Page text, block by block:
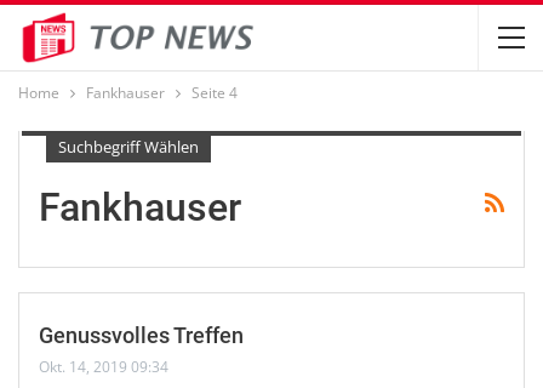
Home Fankhauser Seite 4
Suchbegriff Wählen
Fankhauser
Genussvolles Treffen
Okt. 14, 2019 09:34